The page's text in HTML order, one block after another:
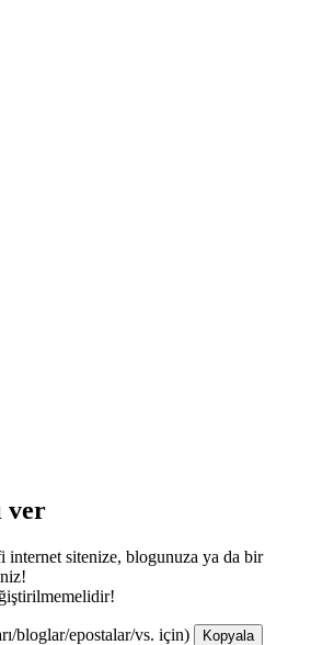
ver
sitenize, blogunuza ya da bir
bloglar/epostalar/vs. için) Kopyala